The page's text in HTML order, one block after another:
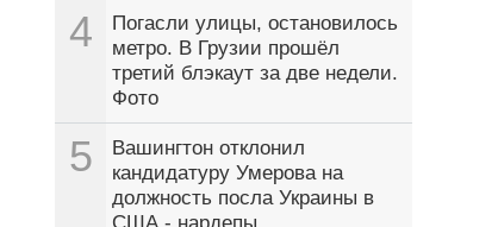
4
Погасли улицы, остановилось
метро. В Грузии прошёл
третий блэкаут за две недели.
Фото
5
Вашингтон отклонил
кандидатуру Умерова на
должность посла Украины в